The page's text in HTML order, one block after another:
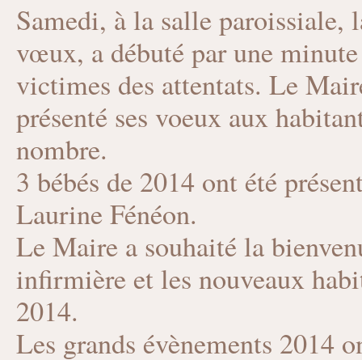
Samedi, à la salle paroissiale,
vœux, a débuté par une
victimes des attentats. Le
présenté ses voeux aux
nombre.
3 bébés de 2014 ont été
Laurine Fénéon.
Le Maire a souhaité la
infirmière et les nouveaux
2014.
Les grands évènements 2014